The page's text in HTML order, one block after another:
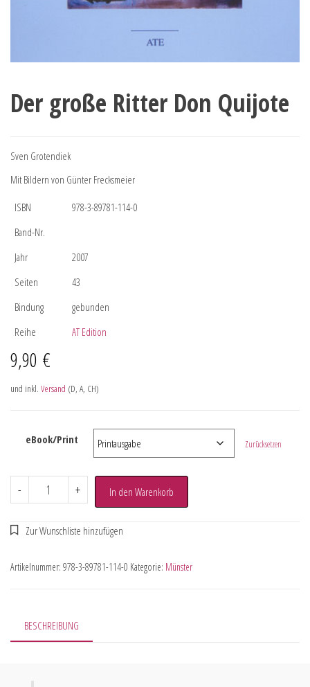
Der große Ritter Don Quijote
Sven Grotendiek
Mit Bildern von Günter Frecksmeier
ISBN
978-3-89781-114-0
Band-Nr.
Jahr
2007
Seiten
43
Bindung
gebunden
Reihe
AT Edition
9,90 €
und inkl. Versand (D, A, CH)
eBook/Print Zurücksetzen
- + In den Warenkorb
Artikelnummer: 978-3-89781-114-0 Kategorie: Münster
BESCHREIBUNG